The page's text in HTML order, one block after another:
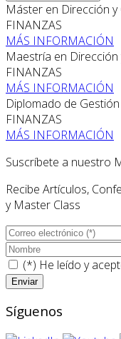
Máster en Dirección
FINANZAS
MÁS INFORMACIÓN
Maestría en
FINANZAS
MÁS INFORMACIÓN
Diplomado de
FINANZAS
MÁS INFORMACIÓN
Suscríbete a nuestro
Recibe Artículos,
y Master Class
(*) He leído y
Síguenos